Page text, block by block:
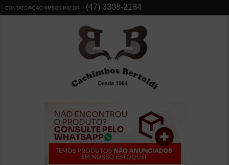
CONTATO@CACHIMBOS.IND.BR (47) 3308-2184